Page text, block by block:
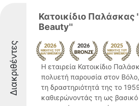
Διακριθέντες
Κατοικίδιο Παλάσκας
Beauty''
Η εταιρεία Κατοικίδιο
πολυετή παρουσία στον
τη δραστηριότητά της το
καθιερώνοντάς τη ως βασικό